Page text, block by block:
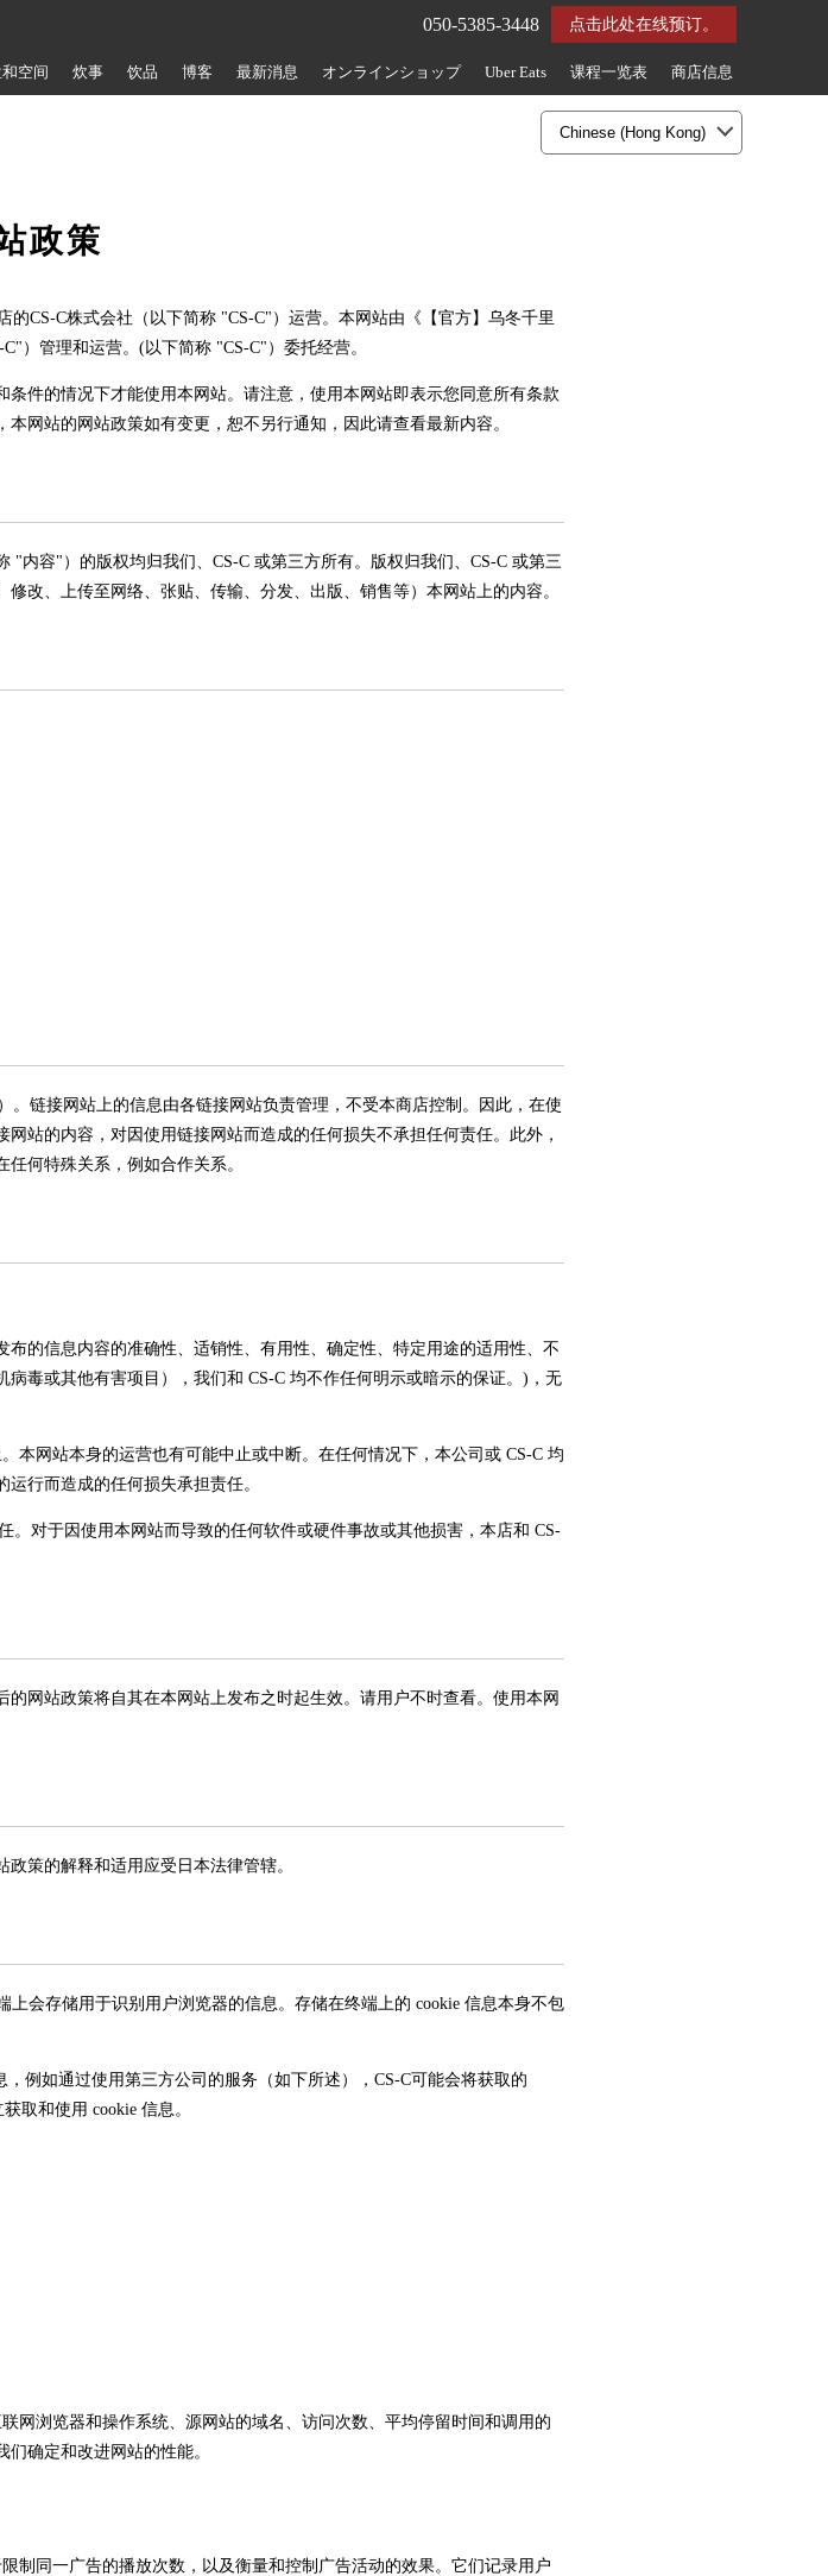
点击此处在线预订。
050-5385-3448
空间 炊事 饮品 博客 最新消息 オンラインショップ Uber Eats 课程一览表 商店信息
政策
CS-C株式会社（以下简称 "CS-C"）运营。本网站由《【官方】乌冬千里
）管理和运营。(以下简称 "CS-C"）委托经营。
件的情况下才能使用本网站。请注意，使用本网站即表示您同意所有条款
网站的网站政策如有变更，恕不另行通知，因此请查看最新内容。
内容"）的版权均归我们、CS-C 或第三方所有。版权归我们、CS-C 或第三
改、上传至网络、张贴、传输、分发、出版、销售等）本网站上的内容。
链接网站上的信息由各链接网站负责管理，不受本商店控制。因此，在使
站的内容，对因使用链接网站而造成的任何损失不承担任何责任。此外，
何特殊关系，例如合作关系。
的信息内容的准确性、适销性、有用性、确定性、特定用途的适用性、不
毒或其他有害项目），我们和 CS-C 均不作任何明示或暗示的保证。)，无
本网站本身的运营也有可能中止或中断。在任何情况下，本公司或 CS-C 均
行而造成的任何损失承担责任。
对于因使用本网站而导致的任何软件或硬件事故或其他损害，本店和 CS-
网站政策将自其在本网站上发布之时起生效。请用户不时查看。使用本网
策的解释和适用应受日本法律管辖。
会存储用于识别用户浏览器的信息。存储在终端上的 cookie 信息本身不包
例如通过使用第三方公司的服务（如下所述），CS-C可能会将获取的
取和使用 cookie 信息。
网浏览器和操作系统、源网站的域名、访问次数、平均停留时间和调用的
确定和改进网站的性能。
制同一广告的播放次数，以及衡量和控制广告活动的效果。它们记录用户